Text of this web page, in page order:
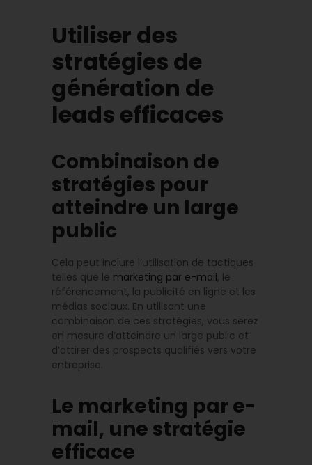
Utiliser des
stratégies de
génération de
leads efficaces
Combinaison de
stratégies pour
atteindre un large
public
Cela peut inclure l’utilisation de tactiques
telles que le marketing par e-mail, le
référencement, la publicité en ligne et les
médias sociaux. En utilisant une
combinaison de ces stratégies, vous serez
en mesure d’atteindre un large public et
d’attirer des prospects qualifiés vers votre
entreprise.
Le marketing par e-
mail, une stratégie
efficace